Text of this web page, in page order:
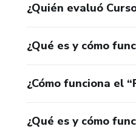
¿Quién evaluó
¿Qué es y cómo
¿Cómo funciona el
¿Qué es y cómo